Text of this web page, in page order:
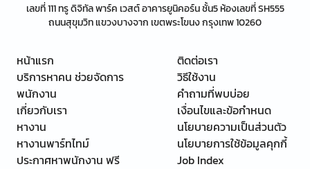
เลขที่ 111 ทรู ดิจิทัล พาร์ค เวสต์ อาคารยูนิคอร์น ชั้น5 ห้องเลขที่ SH555
ถนนสุขุมวิท แขวงบางจาก เขตพระโขนง กรุงเทพ 10260
หน้าแรก
บริการหาคน ช่วยจัดการ
พนักงาน
เกี่ยวกับเรา
หางาน
หางานพาร์ทไทม์
ประกาศหาพนักงาน ฟรี
ติดต่อเรา
วิธีใช้งาน
คำถามที่พบบ่อย
เงื่อนไขและข้อกำหนด
นโยบายความเป็นส่วนตัว
นโยบายการใช้ข้อมูลคุกกี้
Job Index